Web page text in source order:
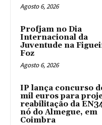
Agosto 6, 2026
Profjam no Dia
Internacional da
Juventude na
Foz
Agosto 6, 2026
IP lança concurso
mil euros para
reabilitação da
nó do Almegue, em
Coimbra